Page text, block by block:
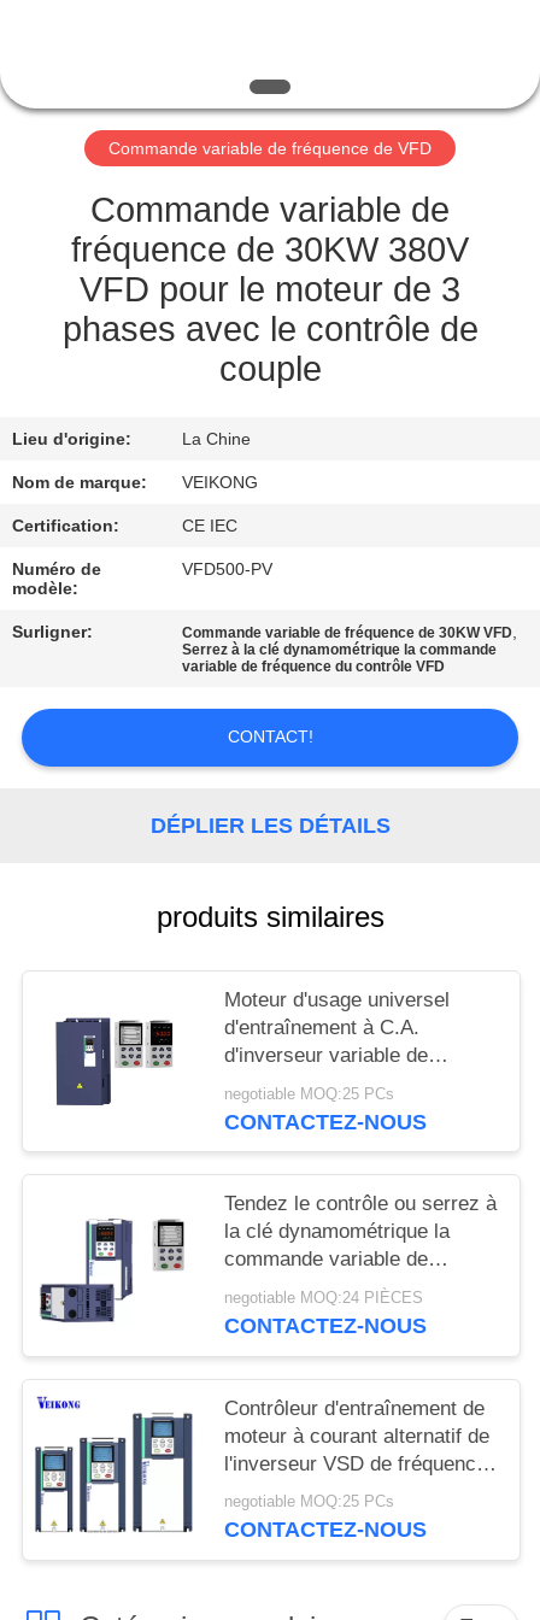
L'USINE
CONTRÔLE
QUALITÉ
NOUS
DEMANDEZ
UNE
CITATION
PLAN
SITE
PROTECTION
DE
PRIVÉE
Commande variable de fréquence de VFD
Commande variable de
fréquence de 30KW 380V
VFD pour le moteur de 3
phases avec le contrôle de
couple
Lieu d'origine: La Chine
Nom de marque: VEIKONG
Certification: CE IEC
Numéro de
modèle:
VFD500-PV
Surligner: Commande variable de fréquence de 30KW VFD,
Serrez à la clé dynamométrique la commande
variable de fréquence du contrôle VFD
CONTACT!
DÉPLIER LES DÉTAILS
produits similaires
Moteur d'usage universel
d'entraînement à C.A.
d'inverseur variable de
fréquence de 22KW 380V
Veikong VFD
negotiable MOQ:25 PCs
CONTACTEZ-NOUS
Tendez le contrôle ou serrez à
la clé dynamométrique la
commande variable de
fréquence du contrôle VFD
pour différentes applications
negotiable MOQ:24 PIÈCES
CONTACTEZ-NOUS
Contrôleur d'entraînement de
moteur à courant alternatif de
l'inverseur VSD de fréquence
de variable de contrôle de
PLC de 18.5KW 380V
negotiable MOQ:25 PCs
CONTACTEZ-NOUS